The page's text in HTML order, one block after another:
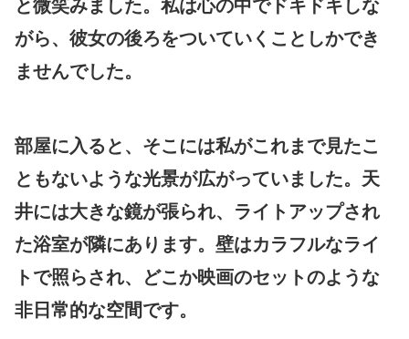
と微笑みました。私は心の中でドキドキしな
がら、彼女の後ろをついていくことしかでき
ませんでした。
部屋に入ると、そこには私がこれまで見たこ
ともないような光景が広がっていました。天
井には大きな鏡が張られ、ライトアップされ
た浴室が隣にあります。壁はカラフルなライ
トで照らされ、どこか映画のセットのような
非日常的な空間です。